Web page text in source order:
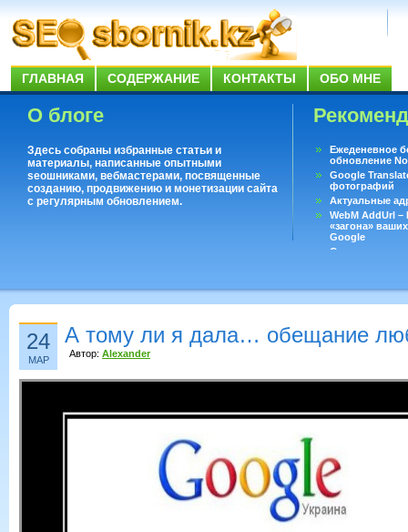
ГЛАВНАЯ СОДЕРЖАНИЕ КОНТАКТЫ ОБО МНЕ
О блоге
Здесь собраны избранные статьи и
материалы, написанные опытными
seoшниками, вебмастерами, посвященные
созданию, продвижению и монетизации сайта
с регулярным обновлением.
Ежеденевное
обновление
Google
фотографий
Актуальные
WebM AddUrl
«загона»
Google
Существует
24
МАР
А тому ли я дала… обещание
Автор: Alexander